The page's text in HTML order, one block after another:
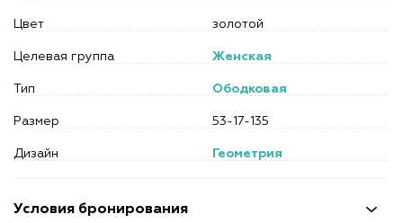
Условия бронирования
Цвет золотой
Целевая группа Женская
Тип Ободковая
Размер 53-17-135
Дизайн Геометрия